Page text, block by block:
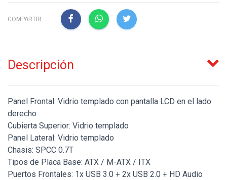
COMPARTIR:
Descripción
Panel Frontal: Vidrio templado con pantalla LCD en el lado
derecho
Cubierta Superior: Vidrio templado
Panel Lateral: Vidrio templado
Chasis: SPCC 0.7T
Tipos de Placa Base: ATX / M-ATX / ITX
Puertos Frontales: 1x USB 3.0 + 2x USB 2.0 + HD Audio